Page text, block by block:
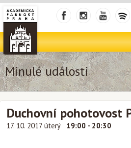
Minulé události
Duchovní pohotovost
17. 10. 2017 úterý 19:00 - 20:30